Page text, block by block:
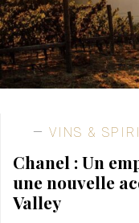
VINS &
Chanel : Un
une nouvelle
Valley